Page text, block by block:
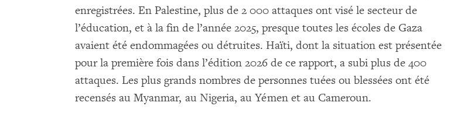
enregistrées. En Palestine, plus de 2 000 attaques ont visé le secteur de
l’éducation, et à la fin de l’année 2025, presque toutes les écoles de Gaza
avaient été endommagées ou détruites. Haïti, dont la situation est présentée
pour la première fois dans l’édition 2026 de ce rapport, a subi plus de 400
attaques. Les plus grands nombres de personnes tuées ou blessées ont été
recensés au Myanmar, au Nigeria, au Yémen et au Cameroun.